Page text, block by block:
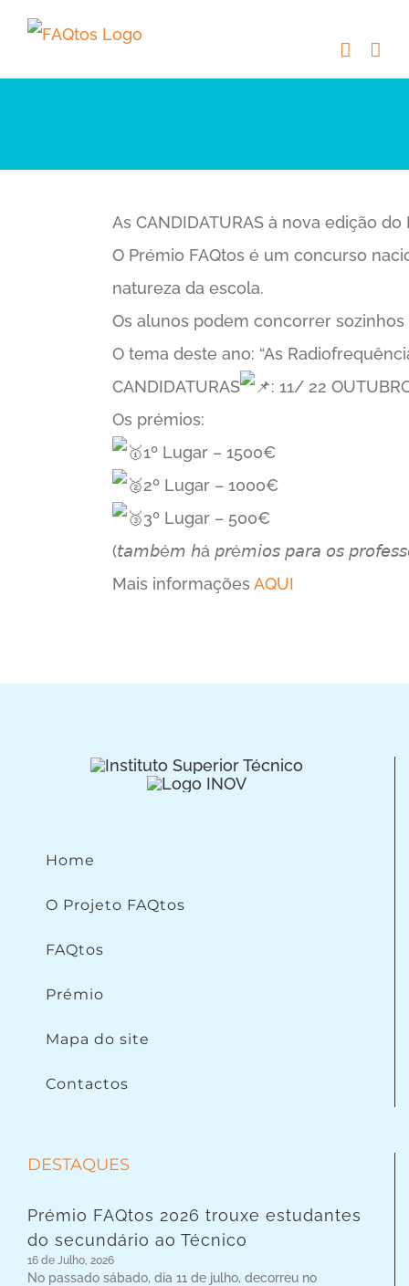
Skip
content
As CANDIDATURAS à nova edição
O Prémio FAQtos é um concurso
natureza da escola.
Os alunos podem concorrer
O tema deste ano: “As
CANDIDATURAS
: 11/ 22
Os prémios:
1º Lugar – 1500€
2º Lugar – 1000€
3º Lugar – 500€
(𝘵𝘢𝘮𝘣é𝘮 𝘩á 𝘱𝘳é𝘮𝘪𝘰𝘴 𝘱𝘢𝘳𝘢 𝘰𝘴
Mais informações AQUI
Home
O Projeto FAQtos
FAQtos
Prémio
Mapa do site
Contactos
DESTAQUES
Prémio FAQtos 2026 trouxe estudantes
do secundário ao Técnico
16 de Julho, 2026
No passado sábado, dia 11 de julho, decorreu no